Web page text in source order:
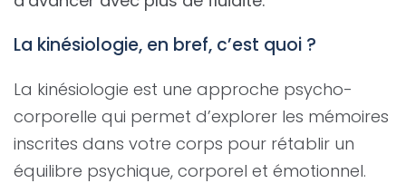
La kinésiologie, en bref, c’est quoi ?
La kinésiologie est une approche psycho-
corporelle qui permet d’explorer les mémoires
inscrites dans votre corps pour rétablir un
équilibre psychique, corporel et émotionnel.